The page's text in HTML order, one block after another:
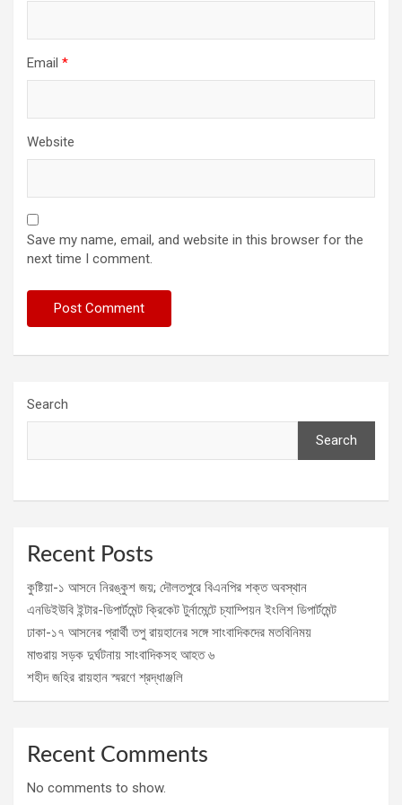
Email *
Website
Save my name, email, and website in this browser for the
next time I comment.
Search
Search
Recent Posts
কুষ্টিয়া-১ আসনে নিরঙ্কুশ জয়; দৌলতপুরে বিএনপির শক্ত অবস্থান
এনডিইউবি ইন্টার-ডিপার্টমেন্ট ক্রিকেট টুর্নামেন্টে চ্যাম্পিয়ন ইংলিশ ডিপার্টমেন্ট
ঢাকা-১৭ আসনের প্রার্থী তপু রায়হানের সঙ্গে সাংবাদিকদের মতবিনিময়
মাগুরায় সড়ক দুর্ঘটনায় সাংবাদিকসহ আহত ৬
শহীদ জহির রায়হান স্মরণে শ্রদ্ধাঞ্জলি
Recent Comments
No comments to show.